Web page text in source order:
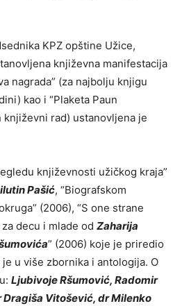
KPZ opštine Užice,
književna manifestacija
nagrada” (za najbolju knjigu
kao i “Plaketa Paun
književni rad) ustanovljena je
književnosti užičkog kraja”
Pašić, “Biografskom
(2006), “S one strane
decu i mlade od Zaharija
” (2006) koje je priredio
je u više zbornika i antologija. O
Ljubivoje Ršumović, Radomir
Vitošević, dr Milenko